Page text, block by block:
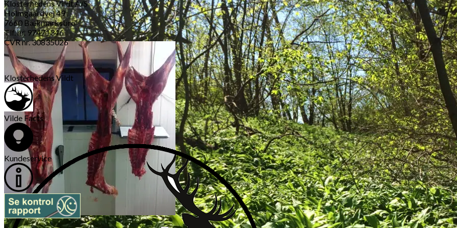
Klosterhedens Vildt A/S
Holmgaardvej 49
7660 Bækmarksbro
Tlf. nr. 97471346
CVR nr. 30835026
Klosterhedens Vildt
Vilde Facts
Kundeservice